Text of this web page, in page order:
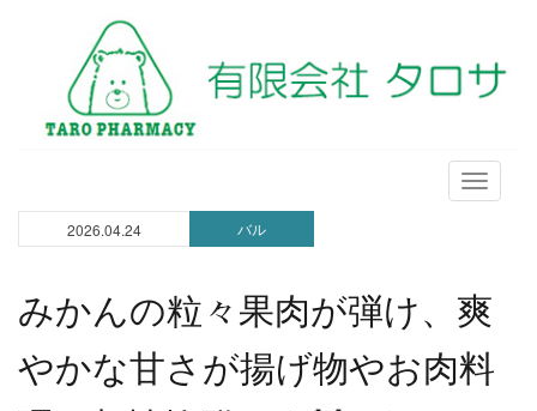
メ
ニ
2026.04.24 バル
みかんの粒々果肉が弾け、爽
やかな甘さが揚げ物やお肉料